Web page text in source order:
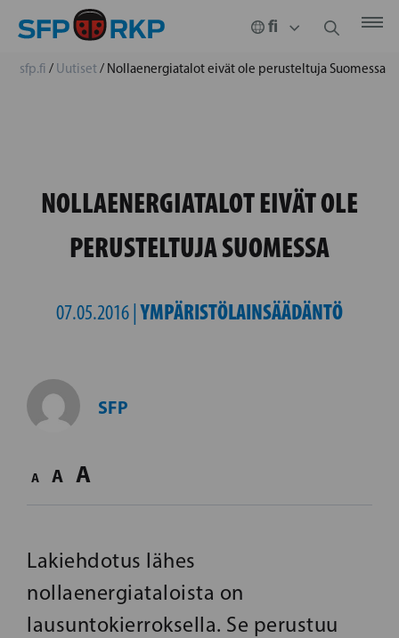
sfp.fi / Uutiset/ Nollaenergiatalot eivät ole perusteltuja Suomessa
NOLLAENERGIATALOT EIVÄT OLE
PERUSTELTUJA SUOMESSA
07.05.2016 |YMPÄRISTÖLAINSÄÄDÄNTÖ
SFP
A A A
Lakiehdotus lähes
nollaenergiataloista on
lausuntokierroksella. Se perustuu